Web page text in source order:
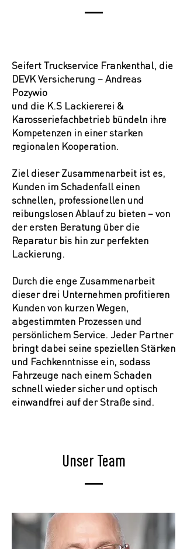
Seifert Truckservice Frankenthal, die
DEVK Versicherung – Andreas
Pozywio
und die K.S Lackiererei &
Karosseriefachbetrieb bündeln ihre
Kompetenzen in einer starken
regionalen Kooperation.
Ziel dieser Zusammenarbeit ist es,
Kunden im Schadenfall einen
schnellen, professionellen und
reibungslosen Ablauf zu bieten – von
der ersten Beratung über die
Reparatur bis hin zur perfekten
Lackierung.
Durch die enge Zusammenarbeit
dieser drei Unternehmen profitieren
Kunden von kurzen Wegen,
abgestimmten Prozessen und
persönlichem Service. Jeder Partner
bringt dabei seine speziellen Stärken
und Fachkenntnisse ein, sodass
Fahrzeuge nach einem Schaden
schnell wieder sicher und optisch
einwandfrei auf der Straße sind.
Unser Team